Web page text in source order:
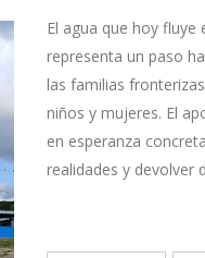
El agua que hoy fluye
representa un paso
las familias
niños y mujeres. El
en esperanza
realidades y devolver